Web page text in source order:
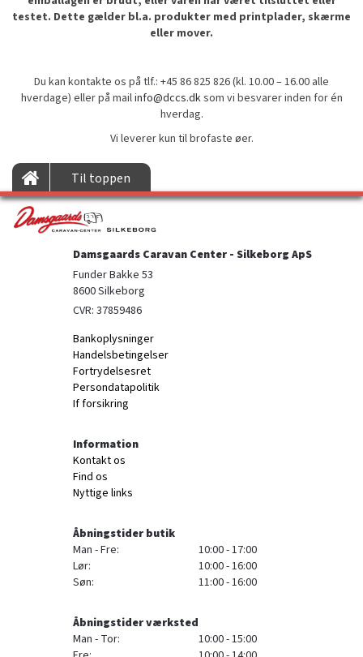
testet. Dette gælder bl.a. produkter med printplader, skærme
eller mover.
Du kan kontakte os på tlf.: +45 86 825 826 (kl. 10.00 – 16.00 alle
hverdage) eller på mailinfo@dccs.dksom vi besvarer inden for én
hverdag.
Vi leverer kun til brofaste øer.
Til toppen
Damsgaards Caravan Center - Silkeborg ApS
Funder Bakke 53
8600 Silkeborg
CVR: 37859486
Bankoplysninger
Handelsbetingelser
Fortrydelsesret
Persondatapolitik
If forsikring
Information
Kontakt os
Find os
Nyttige links
Åbningstider butik
Man - Fre:
10:00 - 17:00
Lør:
10:00 - 16:00
Søn:
11:00 - 16:00
Åbningstider værksted
Man - Tor:
10:00 - 15:00